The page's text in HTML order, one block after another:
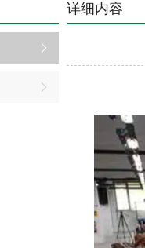
详细内容